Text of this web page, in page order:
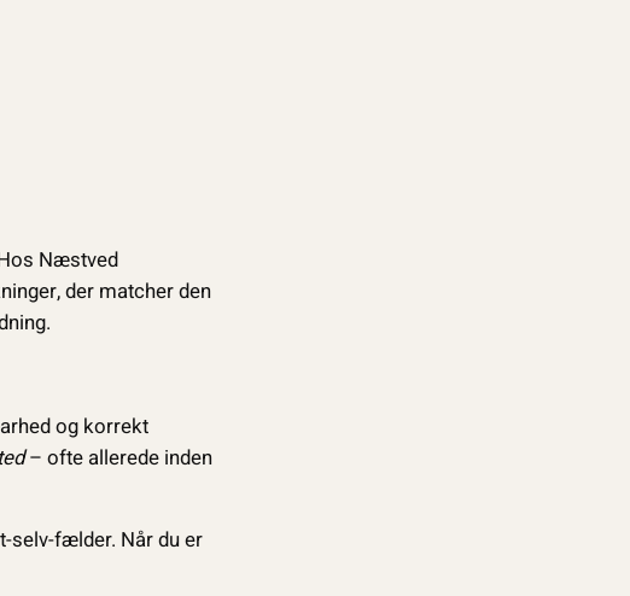
Næstved
der matcher den
og korrekt
– ofte allerede inden
selv-fælder. Når du er